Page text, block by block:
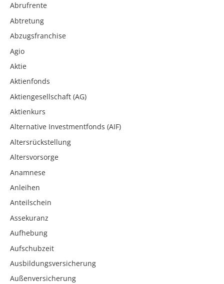
Abrufrente
Abtretung
Abzugsfranchise
Agio
Aktie
Aktienfonds
Aktiengesellschaft (AG)
Aktienkurs
Alternative Investmentfonds (AIF)
Altersrückstellung
Altersvorsorge
Anamnese
Anleihen
Anteilschein
Assekuranz
Aufhebung
Aufschubzeit
Ausbildungsversicherung
Außenversicherung